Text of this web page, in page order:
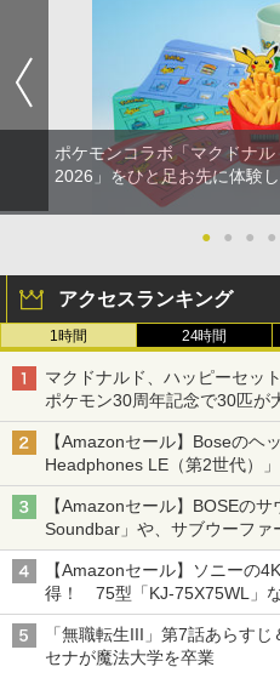
￥10,000
Xbox プリ
ルコード
ンライン
￥3,000
ルコード
ンライン
￥1,000
【純正品
ラー +
￥8,300
Xbox プリ
ルコード
ンライン
劇場版「
窩座再来
￥3,523
￥8,698
『映画 ラ
ルアイド
y』Blu-
￥8,589
劇場版「
窩座再来
￥7,828
グケース
ケース 収
チ2 収納
ームカー
￥1,078
2
P20倍★
ス
スイッチ
チ カバー
endo ニ
わいい
￥1,480
Switch2
ケース セ
スイッチ
witch2 ガ
ット 99％
本体 ジョ
FIRME
￥1,580
ウォーズ
ーズ プレ
￥350
【中古美
Z version
上対象]
￥2,480
3
【中古】
ト -
￥2,950
4
ワイヤレ
ト
m プロコ
イッチコ
連射コン
トローラ
ポケモンコラボ「マクドナ
2026」をひと足お先に体験
● ● ● ●
アクセスランキング
1時間 24時間
マクドナルド、ハッピーセッ
ポケモン30周年記念で30匹が
【Amazonセール】Boseのヘ
Headphones LE（第2世代）
イマーシブオーディオで臨場
【Amazonセール】BOSEの
Soundbar」や、サブウーフ
Subwoofer」などお買い得！
【Amazonセール】ソニーの
得！ 75型「KJ-75X75WL」
「無職転生III」第7話あらす
セナが魔法大学を卒業